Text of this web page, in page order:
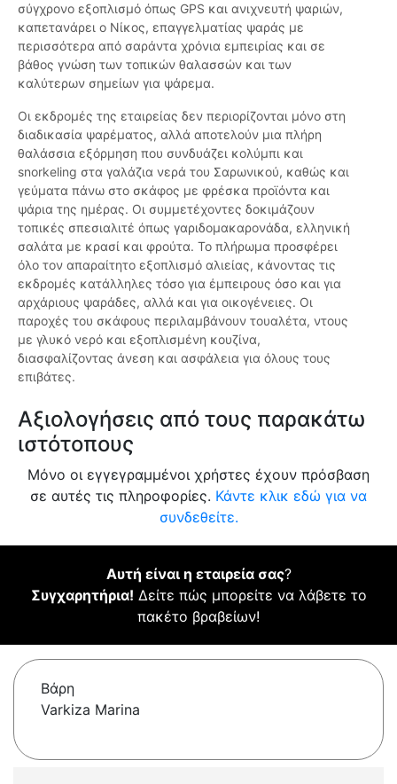
σύγχρονο εξοπλισμό όπως GPS και ανιχνευτή ψαριών,
καπετανάρει ο Νίκος, επαγγελματίας ψαράς με
περισσότερα από σαράντα χρόνια εμπειρίας και σε
βάθος γνώση των τοπικών θαλασσών και των
καλύτερων σημείων για ψάρεμα.
Οι εκδρομές της εταιρείας δεν περιορίζονται μόνο στη
διαδικασία ψαρέματος, αλλά αποτελούν μια πλήρη
θαλάσσια εξόρμηση που συνδυάζει κολύμπι και
snorkeling στα γαλάζια νερά του Σαρωνικού, καθώς και
γεύματα πάνω στο σκάφος με φρέσκα προϊόντα και
ψάρια της ημέρας. Οι συμμετέχοντες δοκιμάζουν
τοπικές σπεσιαλιτέ όπως γαριδομακαρονάδα, ελληνική
σαλάτα με κρασί και φρούτα. Το πλήρωμα προσφέρει
όλο τον απαραίτητο εξοπλισμό αλιείας, κάνοντας τις
εκδρομές κατάλληλες τόσο για έμπειρους όσο και για
αρχάριους ψαράδες, αλλά και για οικογένειες. Οι
παροχές του σκάφους περιλαμβάνουν τουαλέτα, ντους
με γλυκό νερό και εξοπλισμένη κουζίνα,
διασφαλίζοντας άνεση και ασφάλεια για όλους τους
επιβάτες.
Αξιολογήσεις από τους παρακάτω
ιστότοπους
Μόνο οι εγγεγραμμένοι χρήστες έχουν πρόσβαση
σε αυτές τις πληροφορίες. Κάντε κλικ εδώ για να
συνδεθείτε.
Αυτή είναι η εταιρεία σας?
Συγχαρητήρια! Δείτε πώς μπορείτε να λάβετε το
πακέτο βραβείων!
Βάρη
Varkiza Marina